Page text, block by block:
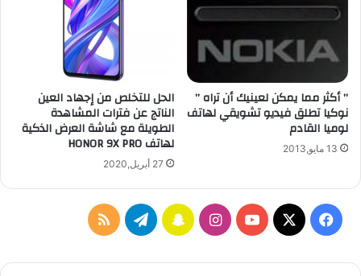
” أكثر مما يمكن لعينيك أن تراه ”
نوكيا تطلق فيديو تشويقي لهاتف
لوميا القادم
13 مايو,2013
الحل للتخلص من إجهاد العين
الناتج عن فترات المشاهدة
الطويلة مع شاشة العرض الذكية
لهاتف HONOR 9X PRO
27 أبريل,2020
فيسبوك
‫X
‫YouTubeانستقرامسناب تيلقرامملخص